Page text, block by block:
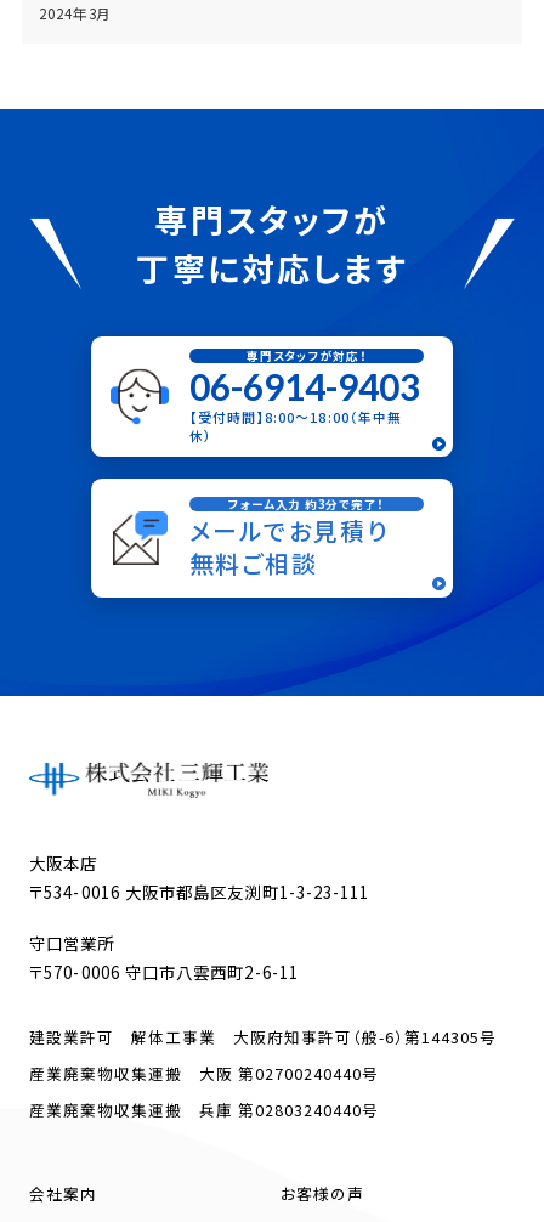
2024年3月
専門スタッフが
丁寧に対応します
専門スタッフが対応！
06-6914-9403
【受付時間】8:00〜18:00（年中無
休）
フォーム入力 約3分で完了！
メールでお見積り
無料ご相談
大阪本店
〒534-0016 大阪市都島区友渕町1-3-23-111
守口営業所
〒570-0006 守口市八雲西町2-6-11
建設業許可 解体工事業 大阪府知事許可（般-6）第144305号
産業廃棄物収集運搬 大阪 第02700240440号
産業廃棄物収集運搬 兵庫 第02803240440号
会社案内 お客様の声